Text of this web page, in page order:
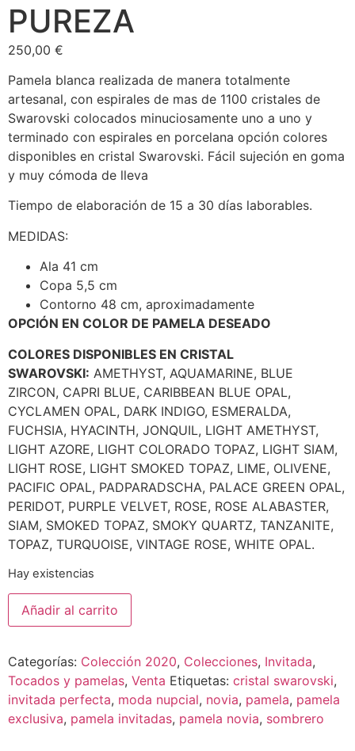
PUREZA
250,00 €
Pamela blanca realizada de manera totalmente
artesanal, con espirales de mas de 1100 cristales de
Swarovski colocados minuciosamente uno a uno y
terminado con espirales en porcelana opción colores
disponibles en cristal Swarovski. Fácil sujeción en goma
y muy cómoda de lleva
Tiempo de elaboración de 15 a 30 días laborables.
MEDIDAS:
Ala 41 cm
Copa 5,5 cm
Contorno 48 cm, aproximadamente
OPCIÓN EN COLOR DE PAMELA DESEADO
COLORES DISPONIBLES EN CRISTAL
SWAROVSKI: AMETHYST, AQUAMARINE, BLUE
ZIRCON, CAPRI BLUE, CARIBBEAN BLUE OPAL,
CYCLAMEN OPAL, DARK INDIGO, ESMERALDA,
FUCHSIA, HYACINTH, JONQUIL, LIGHT AMETHYST,
LIGHT AZORE, LIGHT COLORADO TOPAZ, LIGHT SIAM,
LIGHT ROSE, LIGHT SMOKED TOPAZ, LIME, OLIVENE,
PACIFIC OPAL, PADPARADSCHA, PALACE GREEN OPAL,
PERIDOT, PURPLE VELVET, ROSE, ROSE ALABASTER,
SIAM, SMOKED TOPAZ, SMOKY QUARTZ, TANZANITE,
TOPAZ, TURQUOISE, VINTAGE ROSE, WHITE OPAL.
Hay existencias
Añadir al carrito
Categorías: Colección 2020, Colecciones, Invitada,
Tocados y pamelas, Venta Etiquetas: cristal swarovski,
invitada perfecta, moda nupcial, novia, pamela, pamela
exclusiva, pamela invitadas, pamela novia, sombrero